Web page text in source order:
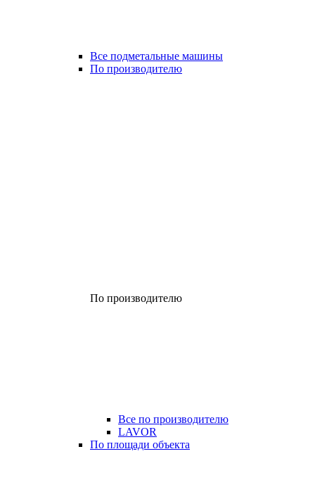
Все подметальные машины
По производителю
По производителю
Все по производителю
LAVOR
По площади объекта